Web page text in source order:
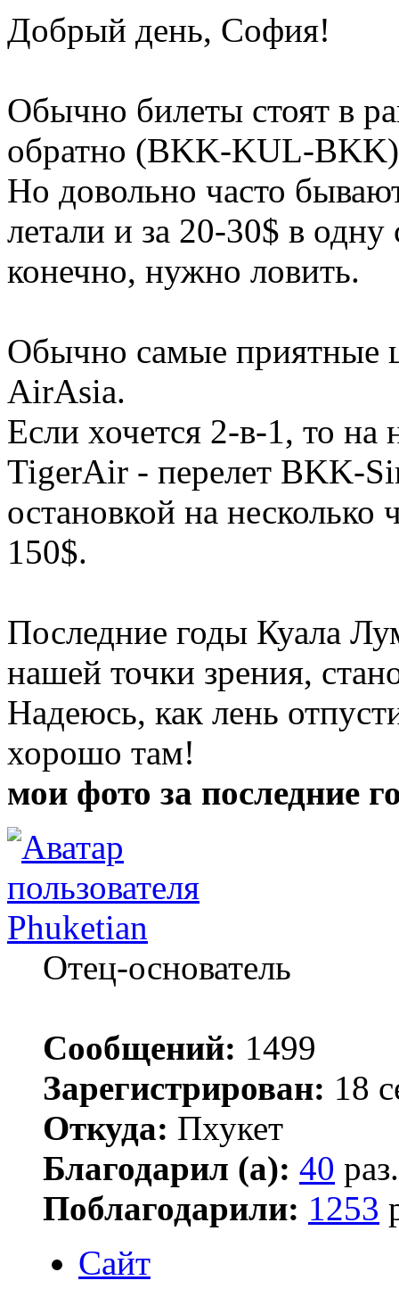
Добрый день, София!
Обычно билеты стоят в
обратно (BKK-KUL-
Но довольно часто
летали и за 20-30$ в одну
конечно, нужно ловить.
Обычно самые приятные
AirAsia.
Если хочется 2-в-1, то на
TigerAir - перелет BKK-
остановкой на несколько
150$.
Последние годы Куала
нашей точки зрения,
Надеюсь, как лень
хорошо там!
мои фото за последние
Phuketian
Отец-основатель
Сообщений: 1499
Зарегистрирован: 18
Откуда: Пхукет
Благодарил (а): 40 раз.
Поблагодарили: 1253
Сайт